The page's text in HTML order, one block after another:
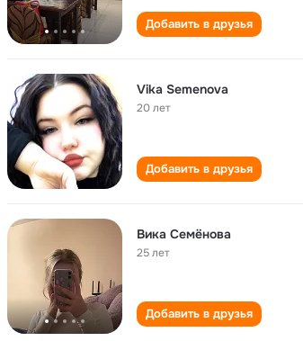
Добавить в друзья
Vika Semenova
20 лет
Добавить в друзья
Вика Семëнова
25 лет
Добавить в друзья